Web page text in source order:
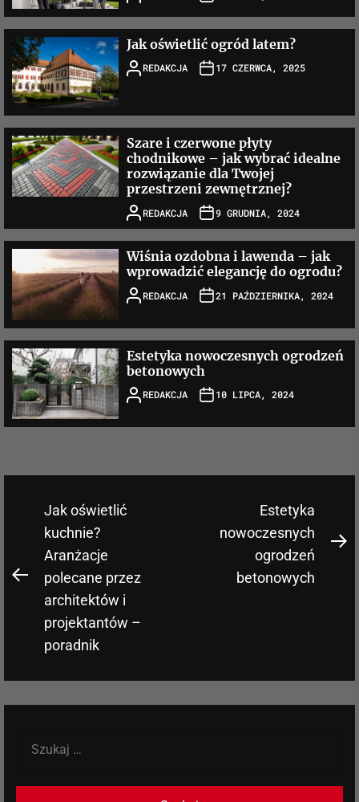
Jak oświetlić ogród latem?
REDAKCJA 17 CZERWCA, 2025
Szare i czerwone płyty
chodnikowe – jak wybrać idealne
rozwiązanie dla Twojej
przestrzeni zewnętrznej?
REDAKCJA 9 GRUDNIA, 2024
Wiśnia ozdobna i lawenda – jak
wprowadzić elegancję do ogrodu?
REDAKCJA 21 PAŹDZIERNIKA, 2024
Estetyka nowoczesnych ogrodzeń
betonowych
REDAKCJA 10 LIPCA, 2024
Nawigacja
wpisu
Previous
Jak oświetlić
kuchnie?
Aranżacje
polecane przez
architektów i
projektantów –
poradnik
Estetyka
nowoczesnych
ogrodzeń
betonowych